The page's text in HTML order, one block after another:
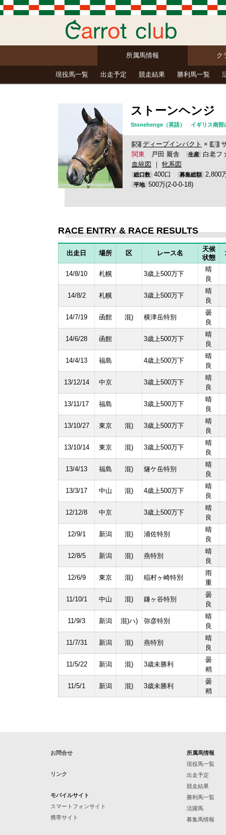
所属馬情報 ク
現役馬一覧 出走予定 競走結果 勝利馬一覧
ストーンヘンジ
Stonehenge（英語） イギリス南部
父 ディープインパクト × 母
関東 戸田 厩舎 生産
白老フ
血統図
｜ 牝系図
総口数 400口 募集総額
平地 500万(2-0-0-18)
RACE ENTRY & RACE RESULTS
出走日 場所 区 レース名
天候
状態
14/8/10 札幌 3歳上500万下
晴
良
14/8/2 札幌 3歳上500万下
晴
良
14/7/19 函館 混) 横津岳特別
曇
良
14/6/28 函館 3歳上500万下
晴
良
14/4/13 福島 4歳上500万下
晴
良
13/12/14 中京 3歳上500万下
晴
良
13/11/17 福島 3歳上500万下
晴
良
13/10/27 東京 混) 3歳上500万下
晴
良
13/10/14 東京 混) 3歳上500万下
晴
良
13/4/13 福島 混) 燧ケ岳特別
晴
良
13/3/17 中山 混) 4歳上500万下
晴
良
12/12/8 中京 3歳上500万下
晴
良
12/9/1 新潟 混) 浦佐特別
晴
良
12/8/5 新潟 混) 燕特別
晴
良
12/6/9 東京 混) 稲村ヶ崎特別
雨
重
11/10/1 中山 混) 鎌ヶ谷特別
曇
良
11/9/3 新潟 混)ハ) 弥彦特別
晴
良
11/7/31 新潟 混) 燕特別
晴
良
11/5/22 新潟 混) 3歳未勝利
曇
稍
11/5/1 新潟 混) 3歳未勝利
曇
稍
お問合せ
リンク
モバイルサイト
スマートフォンサイト
携帯サイト
所属馬情報
現役馬一覧
出走予定
競走結果
勝利馬一覧
活躍馬
募集馬情報